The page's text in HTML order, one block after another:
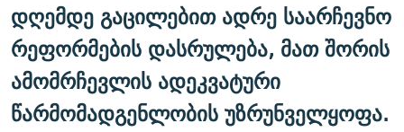
დღემდე გაცილებით ადრე საარჩევნო
რეფორმების დასრულება, მათ შორის
ამომრჩევლის ადეკვატური
წარმომადგენლობის უზრუნველყოფა.